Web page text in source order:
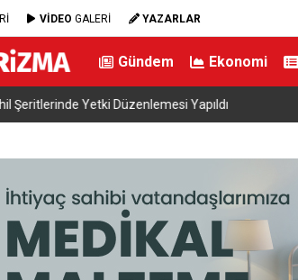
VİDEO GALERİ YAZARLAR
Gündem Ekonomi
ile müzakere yürütmüyoruz sadece aracılar